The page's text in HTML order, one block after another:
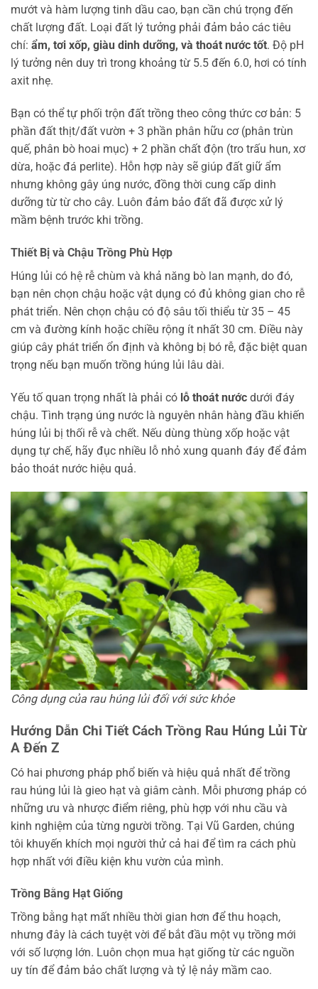
mướt và hàm lượng tinh dầu cao, bạn cần chú trọng đến
chất lượng đất. Loại đất lý tưởng phải đảm bảo các tiêu
chí: ẩm, tơi xốp, giàu dinh dưỡng, và thoát nước tốt. Độ pH
lý tưởng nên duy trì trong khoảng từ 5.5 đến 6.0, hơi có tính
axit nhẹ.
Bạn có thể tự phối trộn đất trồng theo công thức cơ bản: 5
phần đất thịt/đất vườn + 3 phần phân hữu cơ (phân trùn
quế, phân bò hoai mục) + 2 phần chất độn (tro trấu hun, xơ
dừa, hoặc đá perlite). Hỗn hợp này sẽ giúp đất giữ ẩm
nhưng không gây úng nước, đồng thời cung cấp dinh
dưỡng từ từ cho cây. Luôn đảm bảo đất đã được xử lý
mầm bệnh trước khi trồng.
Thiết Bị và Chậu Trồng Phù Hợp
Húng lủi có hệ rễ chùm và khả năng bò lan mạnh, do đó,
bạn nên chọn chậu hoặc vật dụng có đủ không gian cho rễ
phát triển. Nên chọn chậu có độ sâu tối thiểu từ 35 – 45
cm và đường kính hoặc chiều rộng ít nhất 30 cm. Điều này
giúp cây phát triển ổn định và không bị bó rễ, đặc biệt quan
trọng nếu bạn muốn trồng húng lủi lâu dài.
Yếu tố quan trọng nhất là phải có lỗ thoát nước dưới đáy
chậu. Tình trạng úng nước là nguyên nhân hàng đầu khiến
húng lủi bị thối rễ và chết. Nếu dùng thùng xốp hoặc vật
dụng tự chế, hãy đục nhiều lỗ nhỏ xung quanh đáy để đảm
bảo thoát nước hiệu quả.
Công dụng của rau húng lủi đối với sức khỏe
Hướng Dẫn Chi Tiết Cách Trồng Rau Húng Lủi Từ
A Đến Z
Có hai phương pháp phổ biến và hiệu quả nhất để trồng
rau húng lủi là gieo hạt và giâm cành. Mỗi phương pháp có
những ưu và nhược điểm riêng, phù hợp với nhu cầu và
kinh nghiệm của từng người trồng. Tại Vũ Garden, chúng
tôi khuyến khích mọi người thử cả hai để tìm ra cách phù
hợp nhất với điều kiện khu vườn của mình.
Trồng Bằng Hạt Giống
Trồng bằng hạt mất nhiều thời gian hơn để thu hoạch,
nhưng đây là cách tuyệt vời để bắt đầu một vụ trồng mới
với số lượng lớn. Luôn chọn mua hạt giống từ các nguồn
uy tín để đảm bảo chất lượng và tỷ lệ nảy mầm cao.